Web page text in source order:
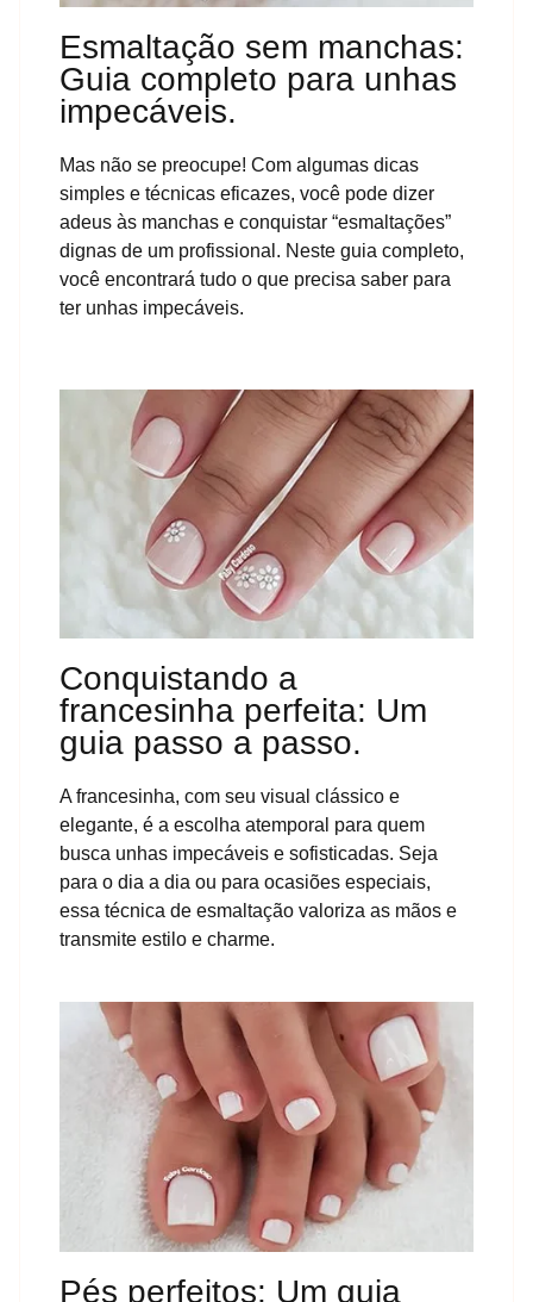
Esmaltação sem manchas:
Guia completo para unhas
impecáveis.
Mas não se preocupe! Com algumas dicas
simples e técnicas eficazes, você pode dizer
adeus às manchas e conquistar “esmaltações”
dignas de um profissional. Neste guia completo,
você encontrará tudo o que precisa saber para
ter unhas impecáveis.
Conquistando a
francesinha perfeita: Um
guia passo a passo.
A francesinha, com seu visual clássico e
elegante, é a escolha atemporal para quem
busca unhas impecáveis e sofisticadas. Seja
para o dia a dia ou para ocasiões especiais,
essa técnica de esmaltação valoriza as mãos e
transmite estilo e charme.
Pés perfeitos: Um guia